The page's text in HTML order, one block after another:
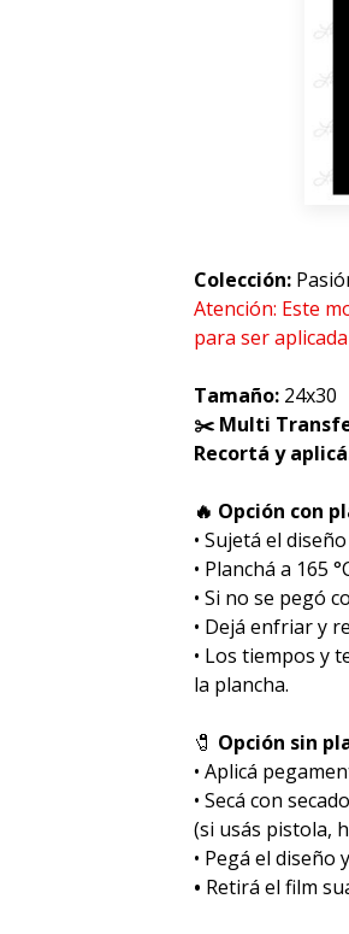
Colección:
Atención: Este
para ser
Tamaño: 24x30
✂️ Multi
Recortá y
🔥 Opción con
• Sujetá el
• Planchá a 165
• Si no se pegó
• Dejá enfriar y
• Los tiempos y
la plancha.
🧷 Opción sin
• Aplicá
• Secá con
(si usás pistola,
• Pegá el
• Retirá el film